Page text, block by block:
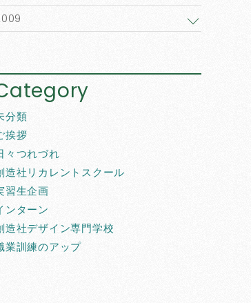
分類
挨拶
々つれづれ
造社リカレントスクール
習生企画
ンターン
造社デザイン専門学校
業訓練のアップ